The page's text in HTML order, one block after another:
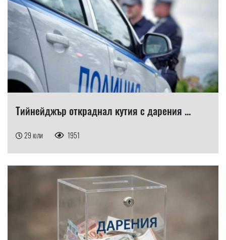
Тийнейджър откраднал кутия с дарения ...
29 юли 1951